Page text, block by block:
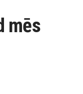
mēs